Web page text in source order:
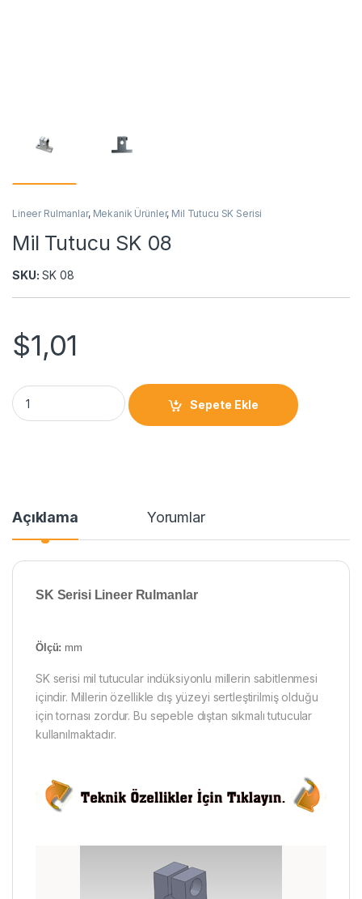
Lineer Rulmanlar, Mekanik Ürünler, Mil Tutucu SK Serisi
Mil Tutucu SK 08
SKU: SK 08
$1,01
Sepete Ekle
Açıklama Yorumlar
SK Serisi Lineer Rulmanlar
Ölçü: mm
SK serisi mil tutucular indüksiyonlu millerin sabitlenmesi
içindir. Millerin özellikle dış yüzeyi sertleştirilmiş olduğu
için tornası zordur. Bu sepeble dıştan sıkmalı tutucular
kullanılmaktadır.